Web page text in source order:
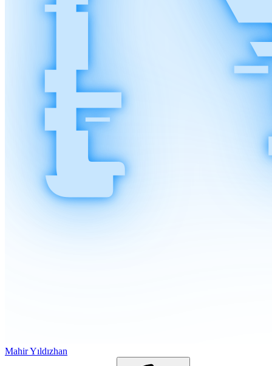
Mahir Yıldızhan